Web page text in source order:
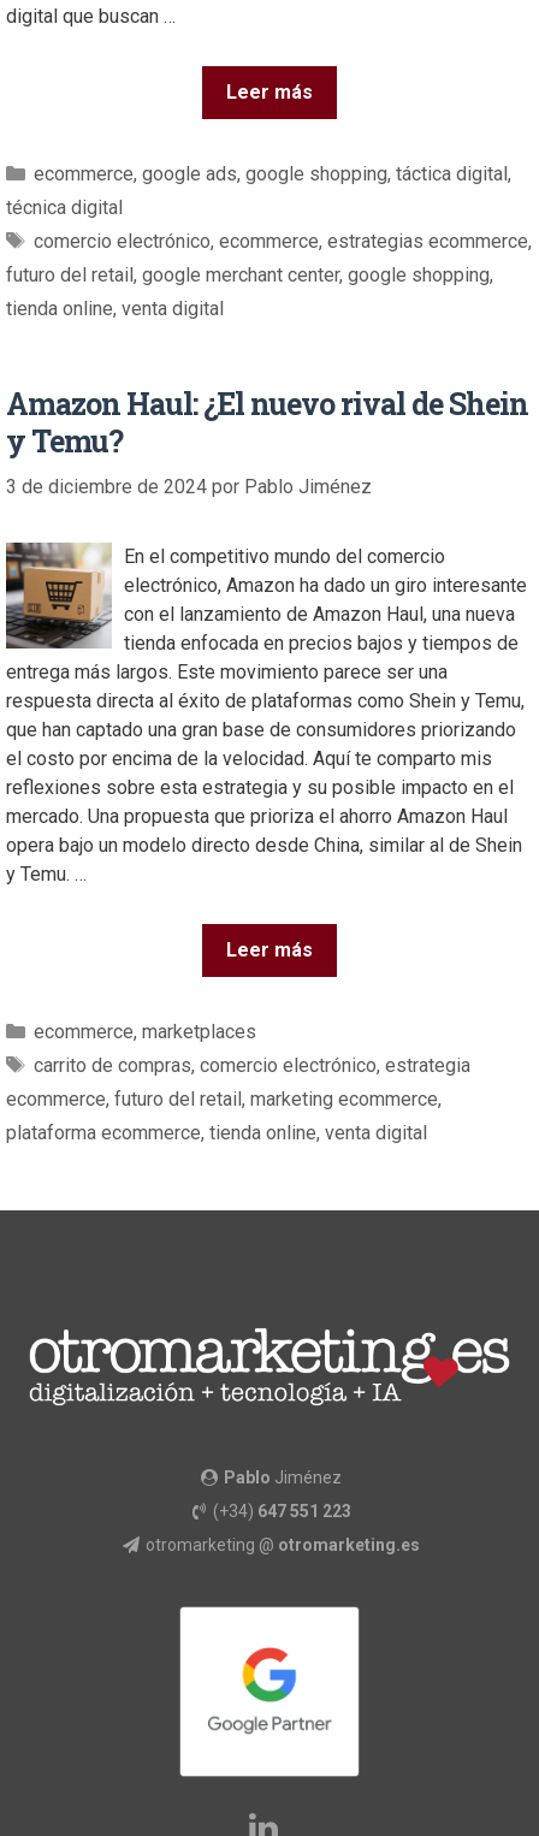
digital que buscan …
Leer más
ecommerce, google ads, google shopping, táctica digital,
técnica digital
comercio electrónico, ecommerce, estrategias ecommerce,
futuro del retail, google merchant center, google shopping,
tienda online, venta digital
Amazon Haul: ¿El nuevo rival de Shein
y Temu?
3 de diciembre de 2024 por Pablo Jiménez
En el competitivo mundo del comercio
electrónico, Amazon ha dado un giro interesante
con el lanzamiento de Amazon Haul, una nueva
tienda enfocada en precios bajos y tiempos de
entrega más largos. Este movimiento parece ser una
respuesta directa al éxito de plataformas como Shein y Temu,
que han captado una gran base de consumidores priorizando
el costo por encima de la velocidad. Aquí te comparto mis
reflexiones sobre esta estrategia y su posible impacto en el
mercado. Una propuesta que prioriza el ahorro Amazon Haul
opera bajo un modelo directo desde China, similar al de Shein
y Temu. …
Leer más
ecommerce, marketplaces
carrito de compras, comercio electrónico, estrategia
ecommerce, futuro del retail, marketing ecommerce,
plataforma ecommerce, tienda online, venta digital
Pablo Jiménez
(+34) 647 551 223
otromarketing @ otromarketing.es